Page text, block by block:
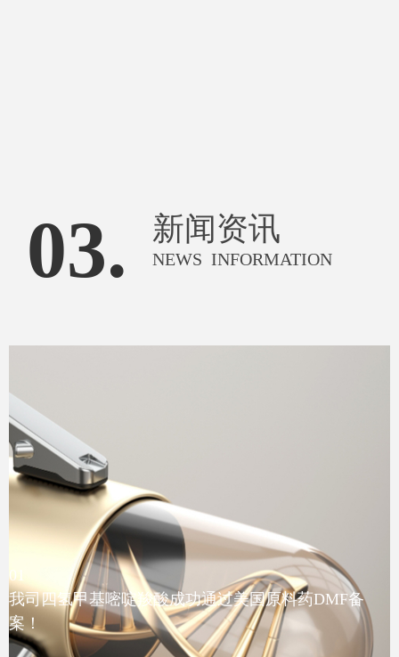
01
我司四氢甲基嘧啶羧酸成功通过美国原料药DMF备
案！
03. 新闻资讯
NEWS INFORMATION